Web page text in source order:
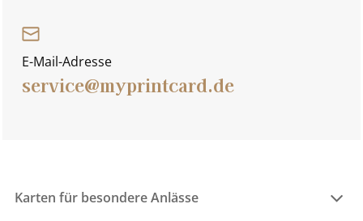
E-Mail-Adresse
service@myprintcard.de
Karten für besondere Anlässe